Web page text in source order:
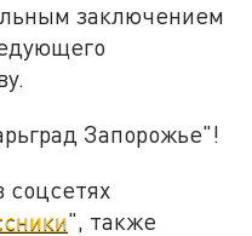
заключением
Запорожье"!
соцсетях
", также